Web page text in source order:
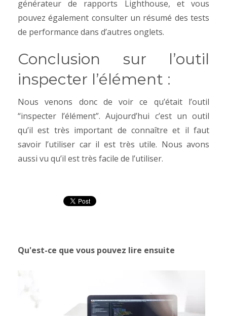
générateur de rapports Lighthouse, et vous
pouvez également consulter un résumé des tests
de performance dans d’autres onglets.
Conclusion sur l’outil
inspecter l’élément :
Nous venons donc de voir ce qu’était l’outil
“inspecter l’élément”. Aujourd’hui c’est un outil
qu’il est très important de connaître et il faut
savoir l’utiliser car il est très utile. Nous avons
aussi vu qu’il est très facile de l’utiliser.
Qu'est-ce que vous pouvez lire ensuite